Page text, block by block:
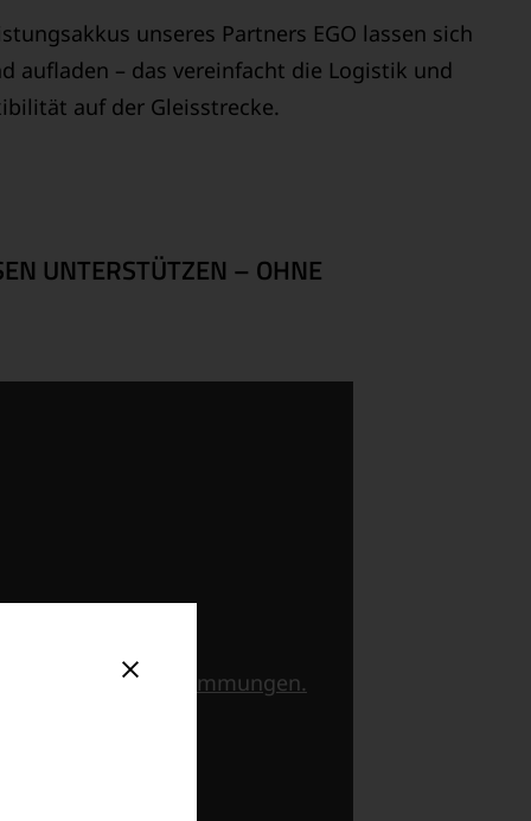
unseres Partners EGO lassen sich
aufladen – das vereinfacht die Logistik und
auf der Gleisstrecke.
UNTERSTÜTZEN – OHNE D
Datenschutzbestimmungen.